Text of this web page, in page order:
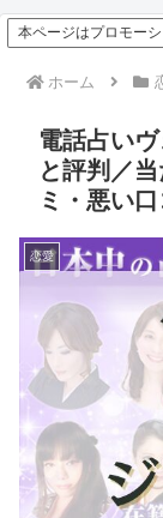
本ページはプロモー
ホーム
電話占い
と評判／
ミ・悪い口
恋愛